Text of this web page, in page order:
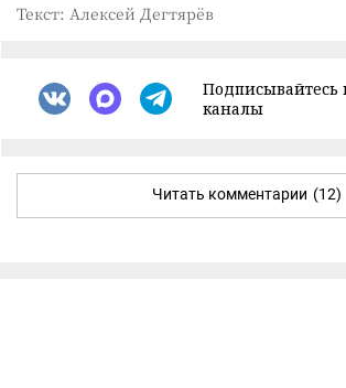
Текст: Алексей Дегтярёв
каналы
Читать комментарии (12)